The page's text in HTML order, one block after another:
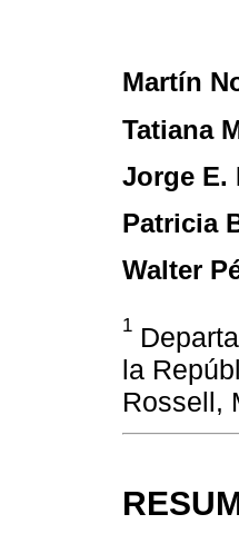
Martín
Tatiana
Jorge E.
Patricia
Walter
1
la
Rossell,